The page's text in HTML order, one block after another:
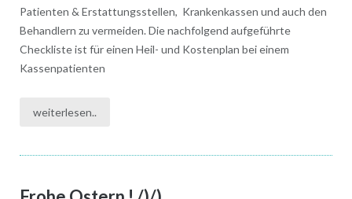
Patienten & Erstattungsstellen, Krankenkassen und auch den
Behandlern zu vermeiden. Die nachfolgend aufgeführte
Checkliste ist für einen Heil- und Kostenplan bei einem
Kassenpatienten
weiterlesen..